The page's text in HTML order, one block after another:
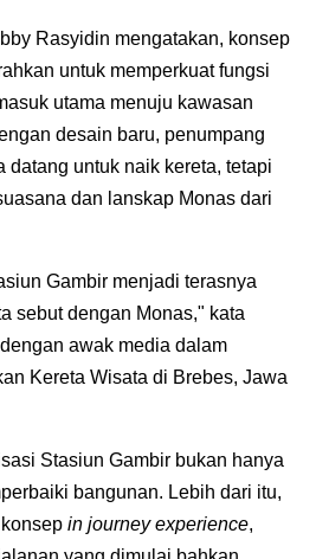
Rasyidin mengatakan, konsep
untuk memperkuat fungsi
utama menuju kawasan
desain baru, penumpang
datang untuk naik kereta, tetapi
dan lanskap Monas dari
Gambir menjadi terasnya
sebut dengan Monas," kata
awak media dalam
Kereta Wisata di Brebes, Jawa
Stasiun Gambir bukan hanya
bangunan. Lebih dari itu,
in journey experience,